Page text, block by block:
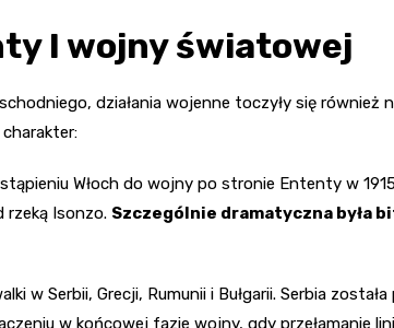
I wojny światowej
działania wojenne toczyły się również
Włoch do wojny po stronie Ententy w
rzeką Isonzo. Szczególnie dramatyczna była
w Serbii, Grecji, Rumunii i Bułgarii. Serbia
w końcowej fazie wojny, gdy przełamanie